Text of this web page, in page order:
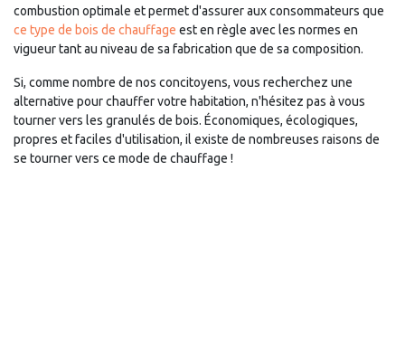
combustion optimale et permet d'assurer aux consommateurs que
ce type de bois de chauffage est en règle avec les normes en
vigueur tant au niveau de sa fabrication que de sa composition.
Si, comme nombre de nos concitoyens, vous recherchez une
alternative pour chauffer votre habitation, n'hésitez pas à vous
tourner vers les granulés de bois. Économiques, écologiques,
propres et faciles d'utilisation, il existe de nombreuses raisons de
se tourner vers ce mode de chauffage !